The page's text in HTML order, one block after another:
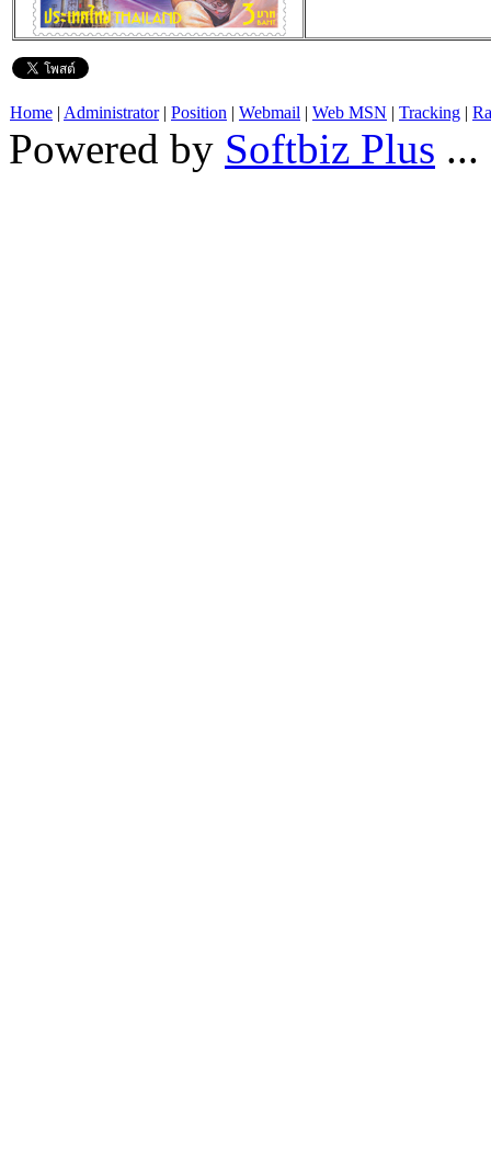
Home | Administrator| Position | Webmail | Web MSN | Tracking |
Powered by Softbiz Plus ...